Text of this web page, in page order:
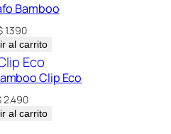
Bamboo
1.390
al carrito
Clip Eco
2.490
al carrito